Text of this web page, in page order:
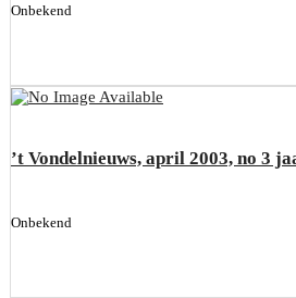
Onbekend
’t Vondelnieuws, april 2003, no 3
Onbekend